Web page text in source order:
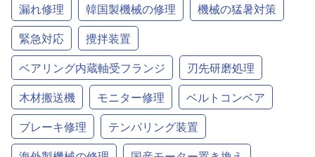
漏れ修理
韓国製機械の修理
機械の猛暑対策
緊急対応
攪拌装置
ベアリング内蔵軸受フランジ
刃先研磨処理
木材搬送機
モニター修理
ベルトコンベア
ブレーキ修理
テンパリング装置